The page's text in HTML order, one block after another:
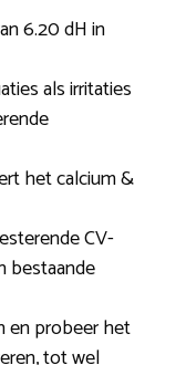
6.20 dH in
als irritaties
het calcium &
CV-
bestaande
en probeer het
tot wel